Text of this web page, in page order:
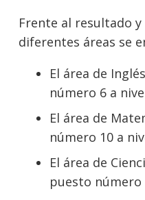
Frente al resultado
diferentes áreas se
El área de
número 6 a
El área de
número 10 a
El área de
puesto número